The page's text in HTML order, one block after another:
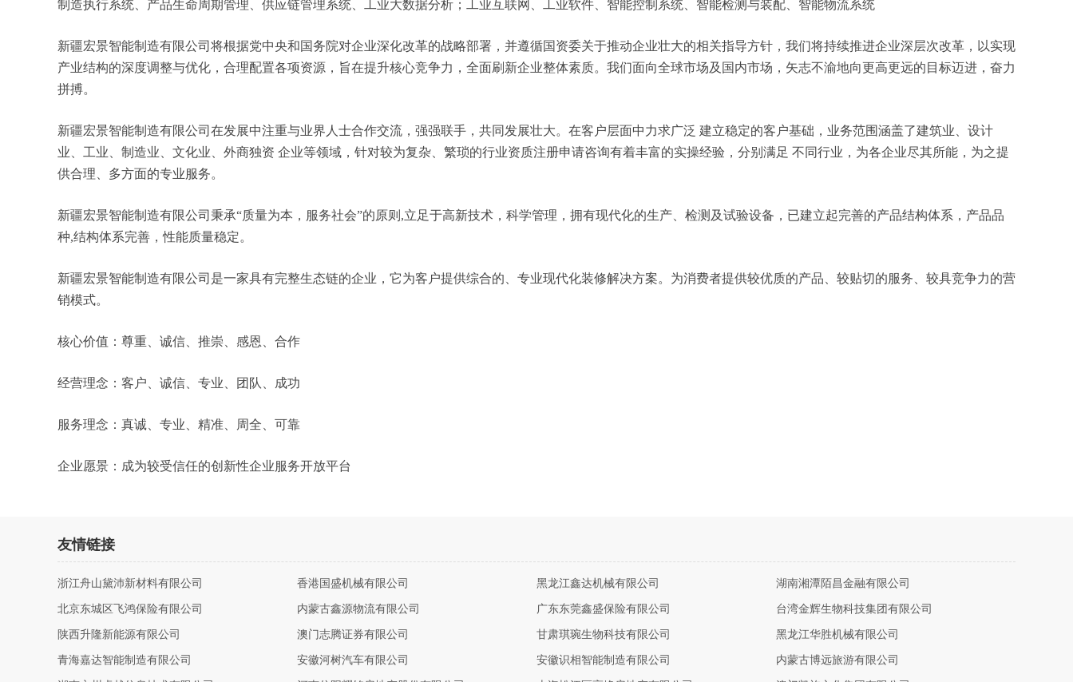
制造执行系统、产品生命周期管理、供应链管理系统、工业大数据分析；工业互联网、工业软件、智能控制系统、智能检测与装配、智能物流系统
新疆宏景智能制造有限公司将根据党中央和国务院对企业深化改革的战略部署，并遵循国资委关于推动企业壮大的相关指导方针，我们将持续推进企业深层次改革，以实现
产业结构的深度调整与优化，合理配置各项资源，旨在提升核心竞争力，全面刷新企业整体素质。我们面向全球市场及国内市场，矢志不渝地向更高更远的目标迈进，奋力
拼搏。
新疆宏景智能制造有限公司在发展中注重与业界人士合作交流，强强联手，共同发展壮大。在客户层面中力求广泛 建立稳定的客户基础，业务范围涵盖了建筑业、设计
业、工业、制造业、文化业、外商独资 企业等领域，针对较为复杂、繁琐的行业资质注册申请咨询有着丰富的实操经验，分别满足 不同行业，为各企业尽其所能，为之提
供合理、多方面的专业服务。
新疆宏景智能制造有限公司秉承“质量为本，服务社会”的原则,立足于高新技术，科学管理，拥有现代化的生产、检测及试验设备，已建立起完善的产品结构体系，产品品
种,结构体系完善，性能质量稳定。
新疆宏景智能制造有限公司是一家具有完整生态链的企业，它为客户提供综合的、专业现代化装修解决方案。为消费者提供较优质的产品、较贴切的服务、较具竞争力的营
销模式。
核心价值：尊重、诚信、推崇、感恩、合作
经营理念：客户、诚信、专业、团队、成功
服务理念：真诚、专业、精准、周全、可靠
企业愿景：成为较受信任的创新性企业服务开放平台
友情链接
浙江舟山黛沛新材料有限公司 香港国盛机械有限公司 黑龙江鑫达机械有限公司 湖南湘潭陌昌金融有限公司
北京东城区飞鸿保险有限公司 内蒙古鑫源物流有限公司 广东东莞鑫盛保险有限公司 台湾金辉生物科技集团有限公司
陕西升隆新能源有限公司 澳门志腾证券有限公司 甘肃琪琬生物科技有限公司 黑龙江华胜机械有限公司
青海嘉达智能制造有限公司 安徽河树汽车有限公司 安徽识相智能制造有限公司 内蒙古博远旅游有限公司